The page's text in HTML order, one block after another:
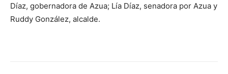
Díaz, gobernadora de Azua; Lía Díaz, senadora por Azua y
Ruddy González, alcalde.